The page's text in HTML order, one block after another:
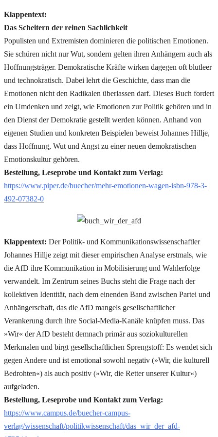
Klappentext:
Das Scheitern der reinen Sachlichkeit
Populisten und Extremisten dominieren die politischen Emotionen.
Sie schüren nicht nur Wut, sondern gelten ihren Anhängern auch als
Hoffnungsträger. Demokratische Kräfte wirken dagegen oft blutleer
und technokratisch. Dabei lehrt die Geschichte, dass man die
Emotionen nicht den Radikalen überlassen darf. Dieses Buch fordert
ein Umdenken und zeigt, wie Emotionen zur Politik gehören und in
den Dienst der Demokratie gestellt werden können. Anhand von
eigenen Studien und konkreten Beispielen beweist Johannes Hillje,
dass Hoffnung, Wut und Angst zu einer neuen demokratischen
Emotionskultur gehören.
Bestellung, Leseprobe und Kontakt zum Verlag:
https://www.piper.de/buecher/mehr-emotionen-wagen-isbn-978-3-
492-07382-0
Klappentext: Der Politik- und Kommunikationswissenschaftler
Johannes Hillje zeigt mit dieser empirischen Analyse erstmals, wie
die AfD ihre Kommunikation in Mobilisierung und Wahlerfolge
verwandelt. Im Zentrum seines Buchs steht die Frage nach der
kollektiven Identität, nach dem einenden Band zwischen Partei und
Anhängerschaft, das die AfD mangels gesellschaftlicher
Verankerung durch ihre Social-Media-Kanäle knüpfen muss. Das
»Wir« der AfD besteht demnach primär aus soziokulturellen
Merkmalen und birgt gesellschaftlichen Sprengstoff: Es wendet sich
gegen Andere und ist emotional sowohl negativ (»Wir, die kulturell
Bedrohten«) als auch positiv (»Wir, die Retter unserer Kultur«)
aufgeladen.
Bestellung, Leseprobe und Kontakt zum Verlag:
https://www.campus.de/buecher-campus-
verlag/wissenschaft/politikwissenschaft/das_wir_der_afd-